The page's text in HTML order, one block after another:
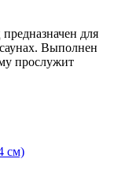
для
Выполнен
прослужит
см)